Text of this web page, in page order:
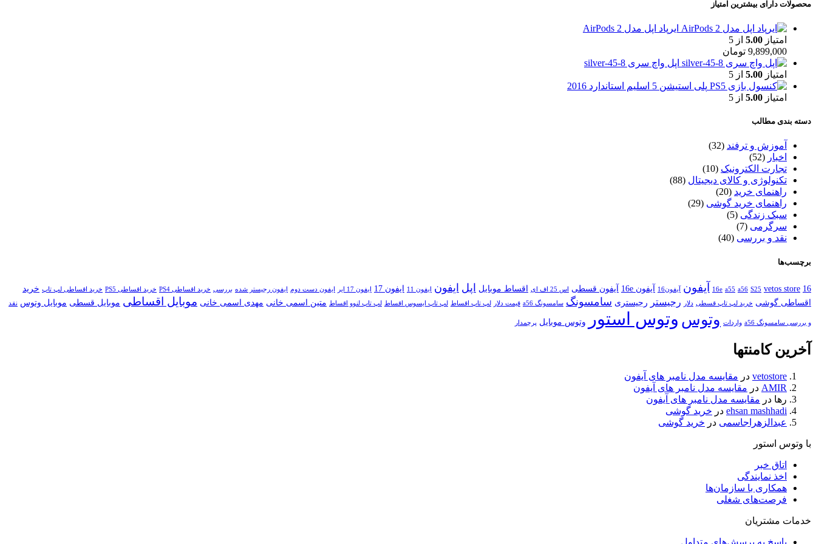
محصولات دارای بیشترین امتیاز
ایرپاد اپل مدل AirPods 2
امتیاز 5.00 از 5
9,899,000 تومان
اپل واچ سری 8-45-silver
امتیاز 5.00 از 5
پلی استیشن 5 اسلیم استاندارد 2016
امتیاز 5.00 از 5
دسته بندی مطالب
آموزش و ترفند (32)
اخبار (52)
تجارت الکترونیک (10)
تکنولوژی و کالای دیجیتال (88)
راهنمای خرید (20)
راهنمای خرید گوشی (29)
سبک زندگی (5)
سرگرمی (7)
نقد و بررسی (40)
برچسب‌ها
16
16e a55 a56 S25 vetos store آیفون آیفون16 آیفون 16e آیفون قسطی اس 25 اف ای اقساط موبایل اپل ایفون ایفون 11 ایفون 17 ایفون 17 ایر ایفون دست دوم ایفون رجیستر شده بررسی خرید اقساطی PS4 خرید اقساطی PS5 خرید اقساطی لپ تاپ خرید
اقساطی گوشی خرید لپ تاپ قسطی دلار رجیستر رجیستری سامسونگ سامسونگ a56 قیمت دلار لپ تاپ اقساط لپ تاپ ایسوس اقساط لپ تاپ لنوو اقساط متین اسمی خانی مهدی اسمی خانی موبایل اقساطی موبایل قسطی موبایل وتوس نقد
و بررسی سامسونگ a56 واردات وتوس وتوس استور وتوس موبایل پرچمدار
آخرین کامنتها
vetostore در مقایسه مدل نامبر های آیفون
AMIR در مقایسه مدل نامبر های آیفون
رها در مقایسه مدل نامبر های آیفون
ehsan mashhadi در خرید گوشی
عبدالزهراجاسمی در خرید گوشی
با وتوس استور
اتاق خبر
اخذ نمایندگی
همکاری با سازمان‌ها
فرصت‌های شغلی
خدمات مشتریان
پاسخ به پرسش‌های متداول